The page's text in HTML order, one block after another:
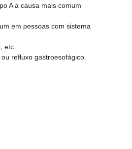
A a causa mais comum
em pessoas com sistema
etc.
refluxo gastroesofágico.